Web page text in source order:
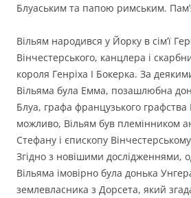
Блуаським та папою римським.
Вільям народився у Йорку в сім’ї
Вінчестерського, канцлера і
короля Генріха І Бокерка. За
Вільяма була Емма, позашлюбна
Блуа, графа французького
можливо, Вільям був племінником
Стефану і єпископу
Згідно з новішими дослідженнями,
Вільяма імовірно була донька
землевласника з Дорсета, який